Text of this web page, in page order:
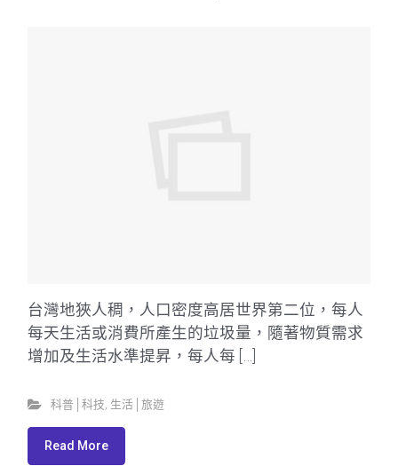
台灣地狹人稠，人口密度高居世界第二位，每人
每天生活或消費所產生的垃圾量，隨著物質需求
增加及生活水準提昇，每人每 […]
科普│科技 生活│旅遊
Read More